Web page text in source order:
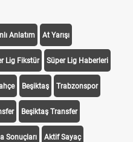
Anlatım At Yarışı
Lig Fikstür Süper Lig Haberleri
Beşiktaş Trabzonspor
Beşiktaş Transfer
Sonuçları Aktif Sayaç